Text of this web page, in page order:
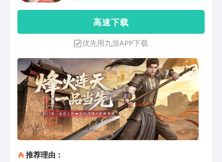
高 速 下 载
优先用九游APP下载
推荐理由：